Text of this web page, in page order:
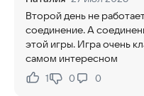
Второй день не
соединение. А
этой игры. Игра очень
самом интересном
Нравится:
1Не нравится:
0 0